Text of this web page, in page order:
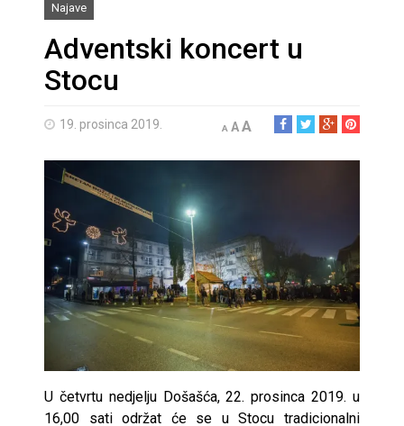
Najave
Adventski koncert u
Stocu
19. prosinca 2019. A AA
U četvrtu nedjelju Došašća, 22. prosinca 2019. u
16,00 sati održat će se u Stocu tradicionalni